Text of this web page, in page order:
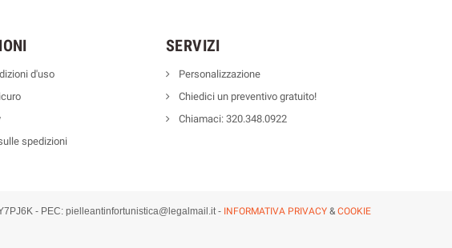
d'uso
spedizioni
SERVIZI
Personalizzazione
Chiedici un preventivo gratuito!
Chiamaci: 320.348.0922
- PEC: pielleantinfortunistica@legalmail.it- INFORMATIVA PRIVACY& COOKIE